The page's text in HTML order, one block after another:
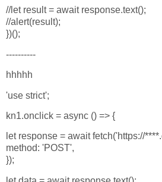
//let result = await response.text();
//alert(result);
})();
----------
hhhhh
'use strict';
kn1.onclick = async () => {
let response = await fetch('https://
method: 'POST',
});